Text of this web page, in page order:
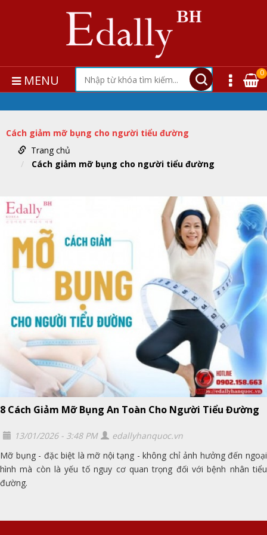
MENU 0
Cách giảm mỡ bụng cho người tiểu đường
Trang chủ
Cách giảm mỡ bụng cho người tiểu đường
8 Cách Giảm Mỡ Bụng An Toàn Cho Người Tiểu Đường
13/01/2026 - 3:48 PM
edallyhanquoc.vn
Mỡ bụng - đặc biệt là mỡ nội tạng - không chỉ ảnh hưởng đến ngoại
hình mà còn là yếu tố nguy cơ quan trọng đối với bệnh nhân tiểu
đường.